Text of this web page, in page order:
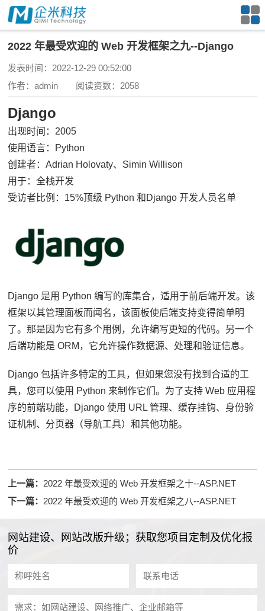
2022 年最受欢迎的 Web 开发框架之九--Django
发表时间：2022-12-29 00:52:00
作者：admin 阅读资数：2058
Django
出现时间：2005
使用语言：Python
创建者：Adrian Holovaty、Simin Willison
用于：全栈开发
受访者比例：15%顶级 Python 和 Django 开发人员名单
Django 是用 Python 编写的库集合，适用于前后端开发。该
框架以其管理面板而闻名，该面板使后端支持变得简单明
了。 那是因为它有多个用例，允许编写更短的代码。 另一个
后端功能是 ORM，它允许操作数据源、处理和验证信息。
Django 包括许多特定的工具，但如果您没有找到合适的工
具，您可以使用 Python 来制作它们。 为了支持 Web 应用程
序的前端功能，Django 使用 URL 管理、缓存挂钩、身份验
证机制、分页器（导航工具）和其他功能。
上一篇： 2022 年最受欢迎的 Web 开发框架之十--ASP.NET
下一篇： 2022 年最受欢迎的 Web 开发框架之八--ASP.NET
网站建设、网站改版升级；获取您项目定制及优化报
价